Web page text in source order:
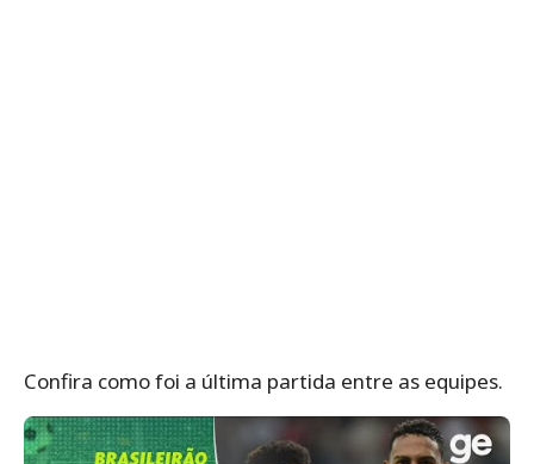
Confira como foi a última partida entre as equipes.